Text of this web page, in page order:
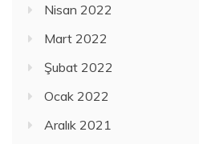
Nisan 2022
Mart 2022
Şubat 2022
Ocak 2022
Aralık 2021